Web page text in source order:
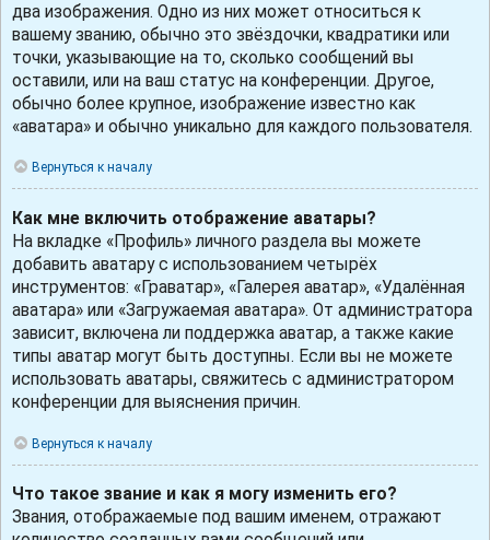
два изображения. Одно из них может относиться к
вашему званию, обычно это звёздочки, квадратики или
точки, указывающие на то, сколько сообщений вы
оставили, или на ваш статус на конференции. Другое,
обычно более крупное, изображение известно как
«аватара» и обычно уникально для каждого пользователя.
Вернуться к началу
Как мне включить отображение аватары?
На вкладке «Профиль» личного раздела вы можете
добавить аватару с использованием четырёх
инструментов: «Граватар», «Галерея аватар», «Удалённая
аватара» или «Загружаемая аватара». От администратора
зависит, включена ли поддержка аватар, а также какие
типы аватар могут быть доступны. Если вы не можете
использовать аватары, свяжитесь с администратором
конференции для выяснения причин.
Вернуться к началу
Что такое звание и как я могу изменить его?
Звания, отображаемые под вашим именем, отражают